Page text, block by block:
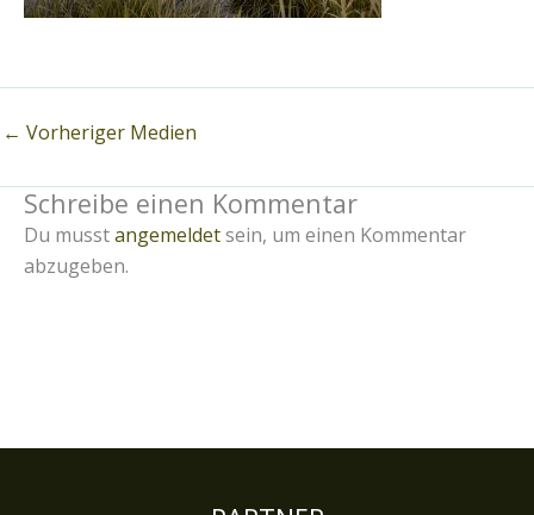
← Vorheriger Medien
Schreibe einen Kommentar
Du musstangemeldetsein, um einen Kommentar
abzugeben.